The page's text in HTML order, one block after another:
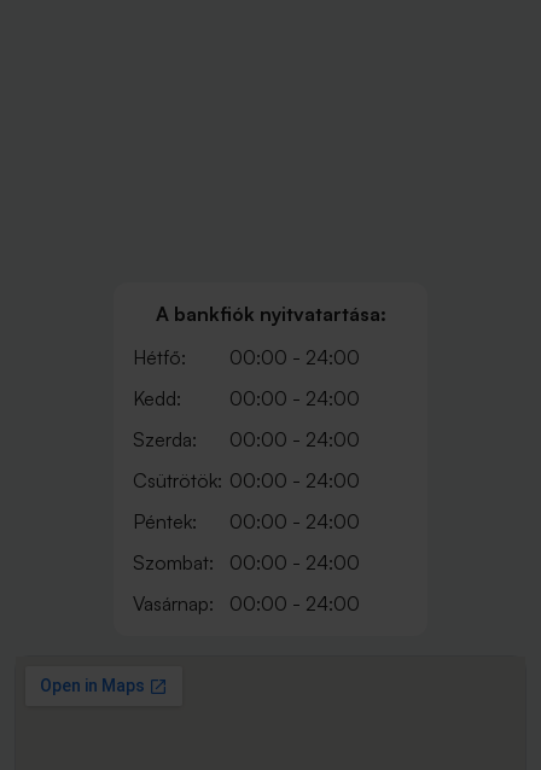
A bankfiók nyitvatartása:
Hétfő:
00:00 - 24:00
Kedd:
00:00 - 24:00
Szerda:
00:00 - 24:00
Csütrötök: 00:00 - 24:00
Péntek:
00:00 - 24:00
Szombat:
00:00 - 24:00
Vasárnap:
00:00 - 24:00